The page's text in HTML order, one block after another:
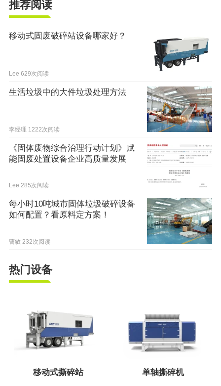
推荐阅读
移动式固废破碎站设备哪家好？
Lee 629次阅读
生活垃圾中的大件垃圾处理方法
李经理 1222次阅读
《固体废物综合治理行动计划》赋
能固废处置设备企业高质量发展
Lee 285次阅读
每小时10吨城市固体垃圾破碎设备
如何配置？看原料定方案！
曹敏 232次阅读
热门设备
移动式撕碎站 单轴撕碎机